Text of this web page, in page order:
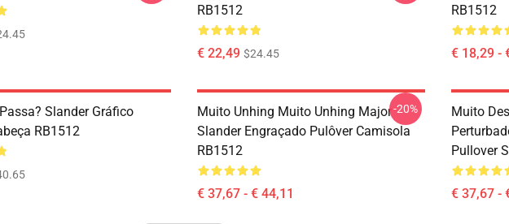
RB1512
€ 22,49 $24.45
RB1512
€ 18,29 -
Slander Gráfico
RB1512
Muito Unhing Muito Unhing Major
Slander Engraçado Pulôver Camisola
RB1512
€ 37,67 - € 44,11
-20%
Muito
Pullover
€ 37,67 -